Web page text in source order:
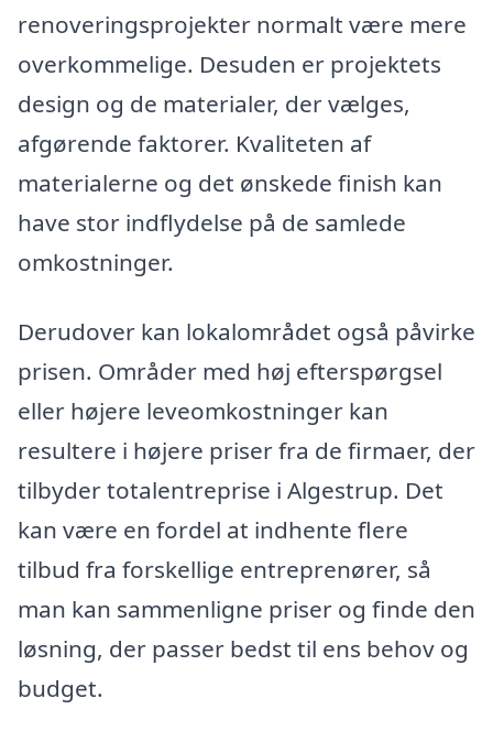
renoveringsprojekter normalt være mere
overkommelige. Desuden er projektets
design og de materialer, der vælges,
afgørende faktorer. Kvaliteten af
materialerne og det ønskede finish kan
have stor indflydelse på de samlede
omkostninger.
Derudover kan lokalområdet også påvirke
prisen. Områder med høj efterspørgsel
eller højere leveomkostninger kan
resultere i højere priser fra de firmaer, der
tilbyder totalentreprise i Algestrup. Det
kan være en fordel at indhente flere
tilbud fra forskellige entreprenører, så
man kan sammenligne priser og finde den
løsning, der passer bedst til ens behov og
budget.